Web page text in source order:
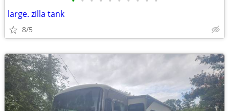
large. zilla tank
8/5